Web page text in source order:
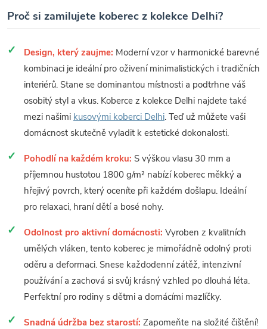
Proč si zamilujete koberec z kolekce Delhi?
Design, který zaujme: Moderní vzor v harmonické barevné
kombinaci je ideální pro oživení minimalistických i tradičních
interiérů. Stane se dominantou místnosti a podtrhne váš
osobitý styl a vkus. Koberce z kolekce Delhi najdete také
mezi našimi kusovými koberci Delhi. Teď už můžete vaši
domácnost skutečně vyladit k estetické dokonalosti.
Pohodlí na každém kroku: S výškou vlasu 30 mm a
příjemnou hustotou 1800 g/m² nabízí koberec měkký a
hřejivý povrch, který oceníte při každém došlapu. Ideální
pro relaxaci, hraní dětí a bosé nohy.
Odolnost pro aktivní domácnosti: Vyroben z kvalitních
umělých vláken, tento koberec je mimořádně odolný proti
oděru a deformaci. Snese každodenní zátěž, intenzivní
používání a zachová si svůj krásný vzhled po dlouhá léta.
Perfektní pro rodiny s dětmi a domácími mazlíčky.
Snadná údržba bez starostí: Zapomeňte na složité čištění!